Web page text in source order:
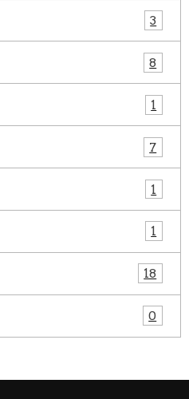
3
8
1
7
1
1
18
0